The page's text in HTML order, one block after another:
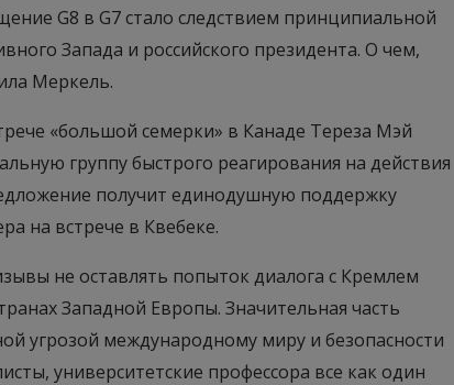
G8 в G7 стало следствием принципиальной
Запада и российского президента. О чем,
Меркель.
«большой семерки» в Канаде Тереза Мэй
группу быстрого реагирования на действия
получит единодушную поддержку
на встрече в Квебеке.
не оставлять попыток диалога с Кремлем
Западной Европы. Значительная часть
угрозой международному миру и безопасности
университетские профессора все как один